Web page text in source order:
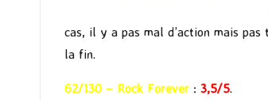
cas, il y a pas mal d’action mais
la fin.
62/130 – Rock Forever : 3,5/5.